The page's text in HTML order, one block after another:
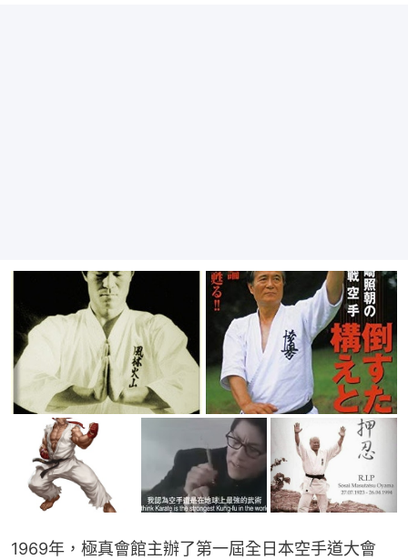
1969年，極真會館主辦了第一屆全日本空手道大會